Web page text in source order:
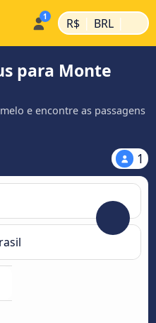
R$ | BRL |
para Monte
e encontre as passagens
1